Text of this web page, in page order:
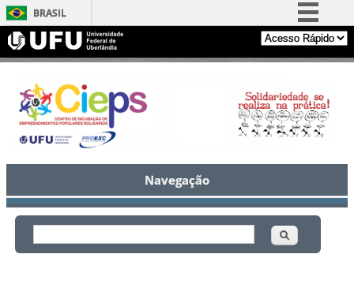
BRASIL
Simplifique!
Comunica BR
Participe
Acesso à informação
Legislação
Canais
Navegação
Formulário de busca
Buscar